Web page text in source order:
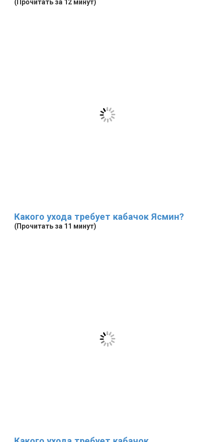
(Прочитать за 12 минут)
Какого ухода требует кабачок Ясмин?
(Прочитать за 11 минут)